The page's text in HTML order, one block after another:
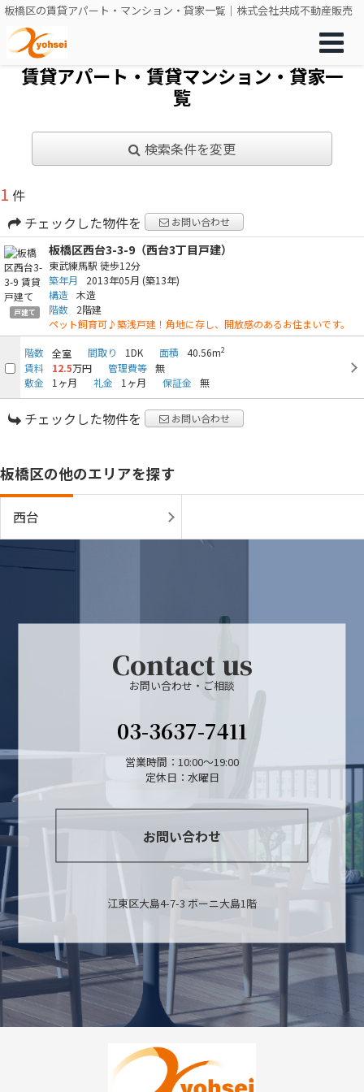
板橋区の賃貸アパート・マンション・貸家一覧｜株式会社共成不動産販売
賃貸アパート・賃貸マンション・貸家一
覧
検索条件を変更
1 件
チェックした物件を
お問い合わせ
戸建て
板橋区西台3-3-9（西台3丁目戸建）
東武練馬駅 徒歩12分
築年月
2013年05月 (築13年)
構造 木造
階数
2階建
ペット飼育可♪築浅戸建！角地に存し、開放感のあるお住まいです。
階数 全室 間取り 1DK 面積 40.56m2
賃料 12.5万円 管理費等 無
敷金
1ヶ月 礼金 1ヶ月 保証金 無
チェックした物件を お問い合わせ
板橋区の他のエリアを探す
西台
Contact us
お問い合わせ・ご相談
03-3637-7411
営業時間：10:00～19:00
定休日：水曜日
お問い合わせ
江東区大島4-7-3 ボーニ大島1階